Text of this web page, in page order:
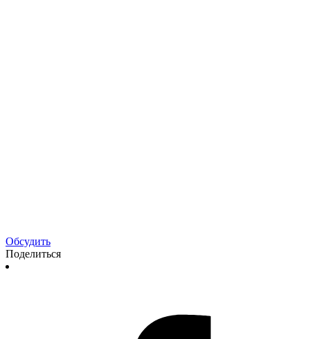
Обсудить
Поделиться